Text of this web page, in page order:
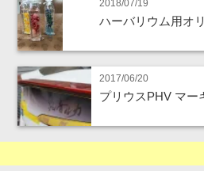
2018/07/19
ハーバリウム用オ
2017/06/20
プリウスPHV マー